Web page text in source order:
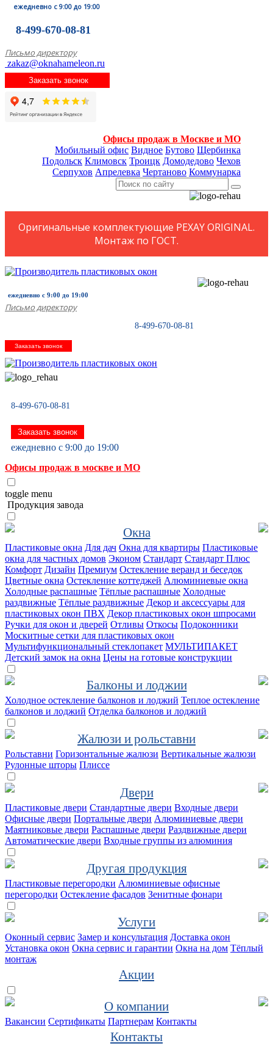
ежедневно с 9:00 до 19:00
8-499-670-08-81
Письмо директору
zakaz@oknahameleon.ru
Заказать звонок
Офисы продаж в Москве и МО
Мобильный офис Видное Бутово Щербинка
Подольск Климовск Троицк Домодедово Чехов
Серпухов Апрелевка Чертаново Коммунарка
Оригинальные комплектующие PEXAY ORIGINAL.
Монтаж по ГОСТ.
ежедневно с 9:00 до 19:00
Письмо директору
8-499-670-08-81
Заказать звонок
8-499-670-08-81
Заказать звонок
ежедневно с 9:00 до 19:00
Офисы продаж в москве и МО
toggle menu
Продукция завода
Окна
Пластиковые окна Для дач Окна для квартиры Пластиковые
окна для частных домов Эконом Стандарт Стандарт Плюс
Комфорт Дизайн Премиум Остекление веранд и беседок
Цветные окна Остекление коттеджей Алюминиевые окна
Холодные распашные Тёплые распашные Холодные
раздвижные Тёплые раздвижные Декор и аксессуары для
пластиковых окон ПВХ Декор пластиковых окон шпросами
Ручки для окон и дверей Отливы Откосы Подоконники
Москитные сетки для пластиковых окон
Мультифункциональный стеклопакет МУЛЬТИПАКЕТ
Детский замок на окна Цены на готовые конструкции
Балконы и лоджии
Холодное остекление балконов и лоджий Теплое остекление
балконов и лоджий Отделка балконов и лоджий
Жалюзи и рольставни
Рольставни Горизонтальные жалюзи Вертикальные жалюзи
Рулонные шторы Плиссе
Двери
Пластиковые двери Стандартные двери Входные двери
Офисные двери Портальные двери Алюминиевые двери
Маятниковые двери Распашные двери Раздвижные двери
Автоматические двери Входные группы из алюминия
Другая продукция
Пластиковые перегородки Алюминиевые офисные
перегородки Остекление фасадов Зенитные фонари
Услуги
Оконный сервис Замер и консультация Доставка окон
Установка окон Окна сервис и гарантии Окна на дом Тёплый
монтаж
Акции
О компании
Вакансии Сертификаты Партнерам Контакты
Контакты